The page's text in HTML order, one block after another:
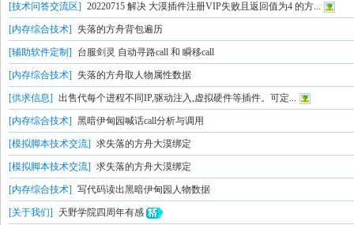
[技术问答交流区] 20220715 解决 大漠插件注册VIP失败且返回值为4 的方...
[内存综合技术] 失落的方舟背包遍历
[辅助软件定制] 台服剑灵 自动寻路call 和 瞬移call
[内存综合技术] 失落的方舟取人物属性数据
[供求信息] 出售代每个进程不同IP,驱动注入,虚拟硬件等插件。可定...
[内存综合技术] 黑暗伊甸园喊话call分析与调用
[模拟脚本技术交流] 求失落的方舟大漠绑定
[模拟脚本技术交流] 求失落的方舟大漠绑定
[内存综合技术] 写代码读出黑暗伊甸园人物数据
[关于我们] 天野学院四周年有感